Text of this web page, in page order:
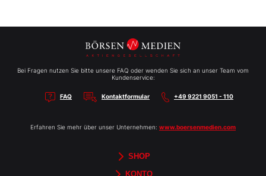
Bei Fragen nutzen Sie bitte unsere FAQ oder wenden Sie sich an unser Team vom
Kundenservice:
FAQ Kontaktformular +49 9221 9051 - 110
Erfahren Sie mehr über unser Unternehmen: www.boersenmedien.com
SHOP
Magazine
Börsenbriefe
Aktien-Reports
HEBELTRADER
TradingDay
Bücher
Newsletter
Merchandise
Gutscheine
KONTO